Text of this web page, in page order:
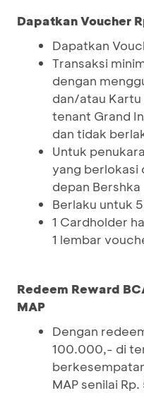
Dapatkan Voucher
Dapatkan
Transaksi
dengan
dan/atau
tenant Grand
dan tidak
Untuk
yang berlokasi
depan Bershka
Berlaku untuk
1 Cardholder
1 lembar
Redeem Reward
MAP
Dengan
100.000,- di
MAP senilai